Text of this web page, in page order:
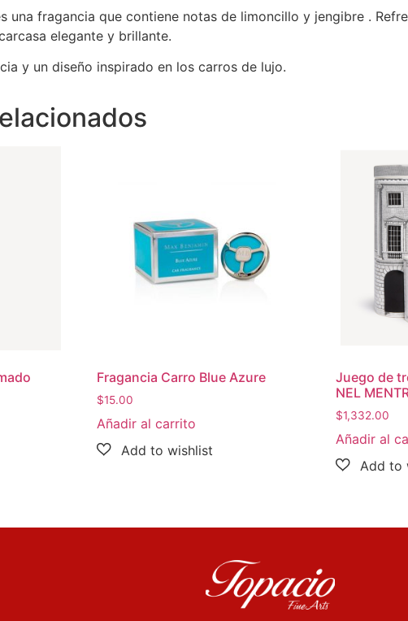
una fragancia que contiene notas de limoncillo y jengibre .
elegante y brillante.
y un diseño inspirado en los carros de lujo.
Fragancia Carro Blue Azure
$15.00
Añadir al carrito
Juego de
NEL
$1,332.00
Añadir al